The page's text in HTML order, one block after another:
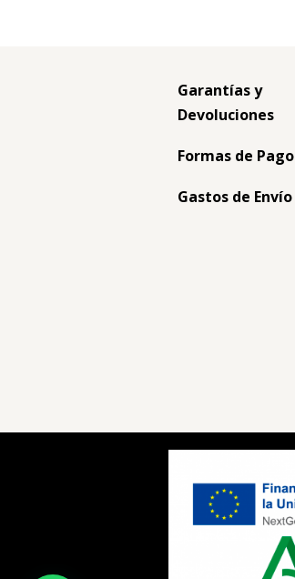
Garantías y
Devoluciones
Formas de Pago
Gastos de Envío